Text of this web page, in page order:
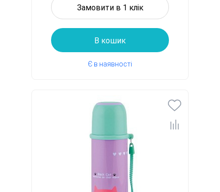
Замовити в 1 клік
В кошик
Є в наявності